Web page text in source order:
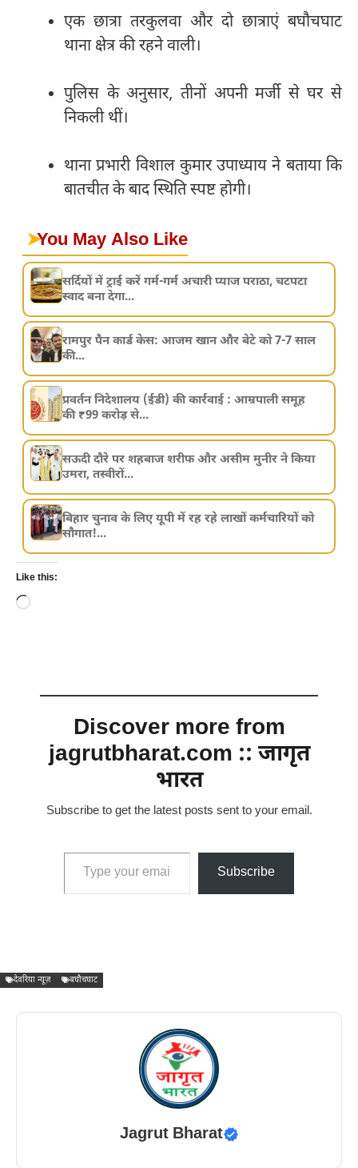
एक छात्रा तरकुलवा और दो छात्राएं बघौचघाट
थाना क्षेत्र की रहने वाली।
पुलिस के अनुसार, तीनों अपनी मर्जी से घर से
निकली थीं।
थाना प्रभारी विशाल कुमार उपाध्याय ने बताया कि
बातचीत के बाद स्थिति स्पष्ट होगी।
➤You May Also Like
सर्दियों में ट्राई करें गर्म-गर्म अचारी प्याज पराठा, चटपटा
स्वाद बना देगा...
रामपुर पैन कार्ड केस: आजम खान और बेटे को 7-7 साल
की...
प्रवर्तन निदेशालय (ईडी) की कार्रवाई : आम्रपाली समूह
की ₹99 करोड़ से...
सऊदी दौरे पर शहबाज शरीफ और असीम मुनीर ने किया
उमरा, तस्वीरों...
बिहार चुनाव के लिए यूपी में रह रहे लाखों कर्मचारियों को
सौगात!...
Like this:
Loading…
Discover more from
jagrutbharat.com :: जागृत
भारत
Subscribe to get the latest posts sent to your email.
Type your email…
Subscribe
देवरिया न्यूज़ बघौचघाट
Jagrut Bharat